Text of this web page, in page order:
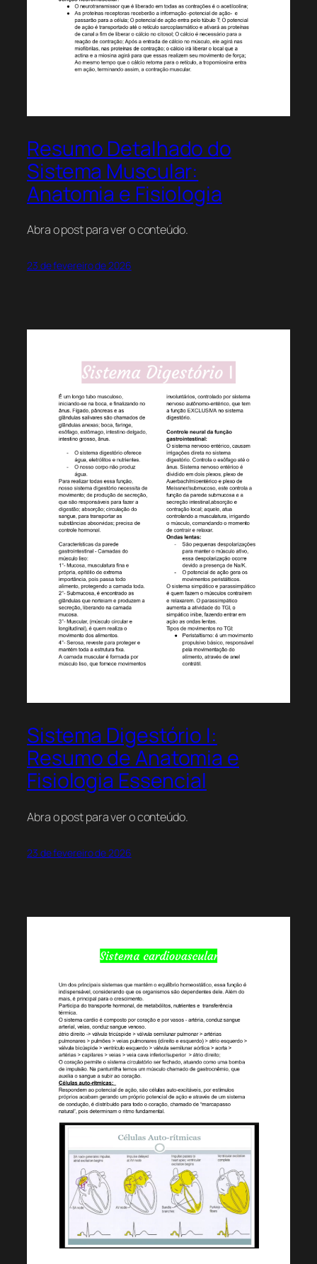
Resumo Detalhado do
Sistema Muscular:
Anatomia e Fisiologia
Abra o post para ver o conteúdo.
23 de fevereiro de 2026
Sistema Digestório I:
Resumo de Anatomia e
Fisiologia Essencial
Abra o post para ver o conteúdo.
23 de fevereiro de 2026